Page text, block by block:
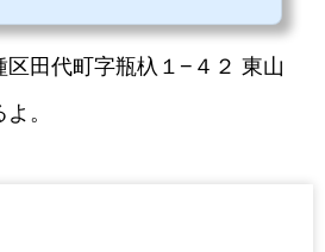
田代町字瓶杁１−４２ 東山
。